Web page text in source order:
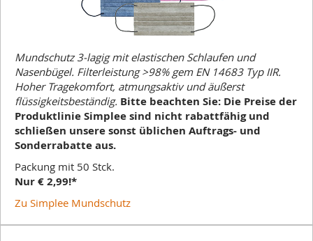
Mundschutz 3-lagig mit elastischen Schlaufen und
Nasenbügel. Filterleistung >98% gem EN 14683 Typ IIR.
Hoher Tragekomfort, atmungsaktiv und äußerst
flüssigkeitsbeständig. Bitte beachten Sie: Die Preise der
Produktlinie Simplee sind nicht rabattfähig und
schließen unsere sonst üblichen Auftrags- und
Sonderrabatte aus.
Packung mit 50 Stck.
Nur€ 2,99!*
Zu Simplee Mundschutz